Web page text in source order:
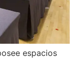
espacios